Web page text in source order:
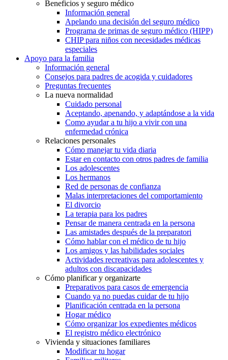
Beneficios y seguro médico
Información general
Apelando una decisión del seguro médico
Programa de primas de seguro médico (HIPP)
CHIP para niños con necesidades médicas
especiales
Apoyo para la familia
Información general
Consejos para padres de acogida y cuidadores
Preguntas frecuentes
La nueva normalidad
Cuidado personal
Aceptando, apenando, y adaptándose a la vida
Como ayudar a tu hijo a vivir con una
enfermedad crónica
Relaciones personales
Cómo manejar tu vida diaria
Estar en contacto con otros padres de familia
Los adolescentes
Los hermanos
Red de personas de confianza
Malas interpretaciones del comportamiento
El divorcio
La terapia para los padres
Pensar de manera centrada en la persona
Las amistades después de la preparatori
Cómo hablar con el médico de tu hijo
Los amigos y las habilidades sociales
Actividades recreativas para adolescentes y
adultos con discapacidades
Cómo planificar y organizarte
Preparativos para casos de emergencia
Cuando ya no puedas cuidar de tu hijo
Planificación centrada en la persona
Hogar médico
Cómo organizar los expedientes médicos
El registro médico electrónico
Vivienda y situaciones familiares
Modificar tu hogar